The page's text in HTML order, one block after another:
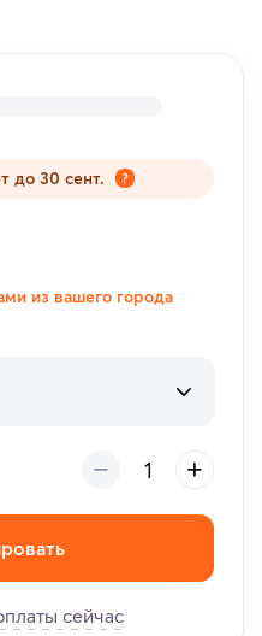
до 30 сент.
из вашего города
сейчас